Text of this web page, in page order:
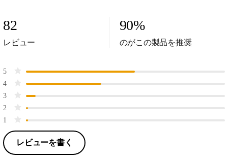
82
レビュー
90%
のがこの製品を推奨
5
4
3
2
1
レビューを書く